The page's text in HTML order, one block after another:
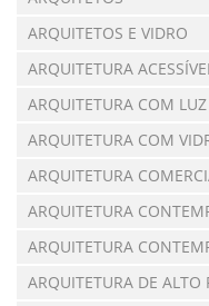
ARQUITETOS E VIDRO
ARQUITETURA
ARQUITETURA COM
ARQUITETURA COM
ARQUITETURA
ARQUITETURA
ARQUITETURA
ARQUITETURA DE ALTO